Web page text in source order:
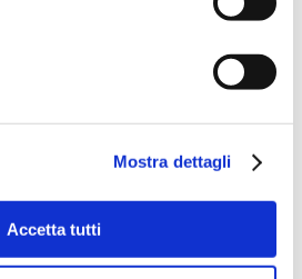
Mostra dettagli
Accetta tutti